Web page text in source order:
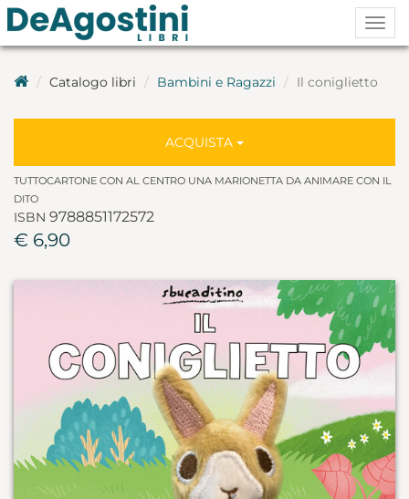
Catalogo libri Bambini e Ragazzi Il coniglietto
ACQUISTA
TUTTOCARTONE CON AL CENTRO UNA MARIONETTA DA ANIMARE CON IL
DITO
ISBN 9788851172572
€ 6,90